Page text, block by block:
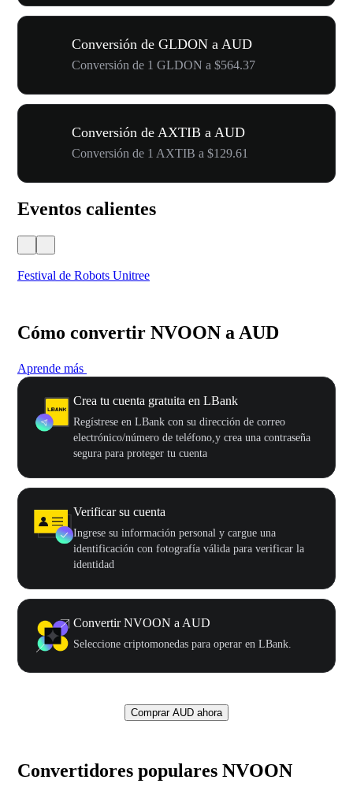
Conversión de GLDON a AUD
Conversión de 1 GLDON a $564.37
Conversión de AXTIB a AUD
Conversión de 1 AXTIB a $129.61
Eventos calientes
Festival de Robots Unitree
Cómo convertir NVOON a AUD
Aprende más
Crea tu cuenta gratuita en LBank
Regístrese en LBank con su dirección de correo
electrónico/número de teléfono,y crea una contraseña
segura para proteger tu cuenta
Verificar su cuenta
Ingrese su información personal y cargue una
identificación con fotografía válida para verificar la
identidad
Convertir NVOON a AUD
Seleccione criptomonedas para operar en LBank.
Comprar AUD ahora
Convertidores populares NVOON